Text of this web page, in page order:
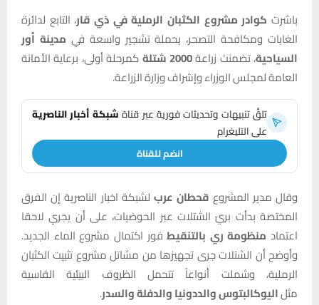
باشرت كوادر مشروع الكثبان الرملية في ذي قار، التابع لدائرة
الغابات ومكافحة التصحر، بحملة تشجير واسعة في مدينة أور
السياحية، تضمنت زراعة2000 شتلة
كمرحلة أولى، برعاية الأمانة
العامة لمجلس الوزراء وإشراف وزارة الزراعة.
تلقَّ تنبيهات وتحديثات فورية عبر قناةشبكة أخبار الناصرية
على التليغرام
انضم للقناة
وقال مدير المشروع قحطان عربلشبكة اخبار الناصرية إن الفرق
المختصة بدأت بريّ الشتلات عبر الحوضيات، على أن يجري لاحقا
اعتماد منظومة ري بالتنقيطفور اكتمال مشروع الماء الجديد.
وأوضح أن الشتلات جرى تجهيزها من مشاتل مشروع تثبيت الكثبان
الرملية، وشملت أنواعاً تتحمل الظروف البيئية القاسية
مثلاليوكالبتوس والددونيا والدفلة والسدر.